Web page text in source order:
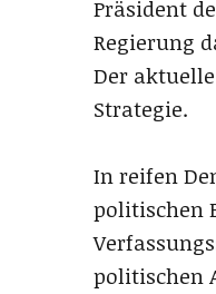
Präsident
Regierung
Der
Strategie.
In reifen
politischen
politischen